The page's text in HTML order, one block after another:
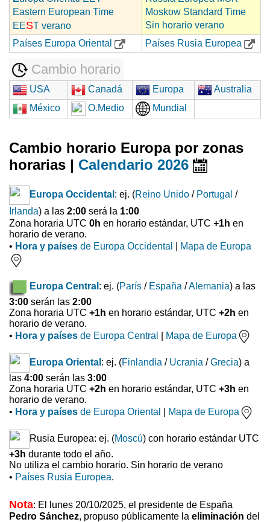
Eastern European Time
EEST verano
Moskow Standard Time
Sin horario verano
Países Europa Oriental
Países Rusia Europea
Cambio horario
USA Canadá Europa
Australia
México
O.Medio Mundial
Cambio horario Europa por zonas
horarias | Calendario 2026
Europa Occidental : ej. (Reino Unido / Portugal /
Irlanda) a las 2:00 será la 1:00
Zona horaria UTC 0h en horario estándar, UTC +1h en
horario de verano.
• Hora y países de Europa Occidental Mapa de Europa
Europa Central : ej. (París / España /Alemania) a las
3:00 serán las 2:00
Zona horaria UTC +1h en horario estándar, UTC +2h en
horario de verano.
• Hora y países de Europa Central Mapa de Europa
Europa Oriental : ej. (Finlandia / Ucrania /Grecia) a
las 4:00 serán las 3:00
Zona horaria UTC +2h en horario estándar, UTC +3h en
horario de verano.
• Hora y países de Europa Oriental Mapa de Europa
Rusia Europea: ej. (Moscú) con horario estándar UTC
+3h durante todo el año.
No utiliza el cambio horario. Sin horario de verano
• Países Rusia Europea.
Nota: El lunes 20/10/2025, el presidente de España
Pedro Sánchez, propuso públicamente la eliminación del